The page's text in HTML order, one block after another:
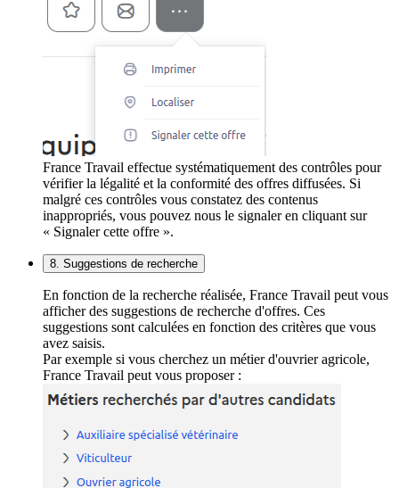
France Travail effectue systématiquement des contrôles pour
vérifier la légalité et la conformité des offres diffusées. Si
malgré ces contrôles vous constatez des contenus
inappropriés, vous pouvez nous le signaler en cliquant sur
« Signaler cette offre ».
8. Suggestions de recherche
En fonction de la recherche réalisée, France Travail peut vous
afficher des suggestions de recherche d'offres. Ces
suggestions sont calculées en fonction des critères que vous
avez saisis.
Par exemple si vous cherchez un métier d'ouvrier agricole,
France Travail peut vous proposer :